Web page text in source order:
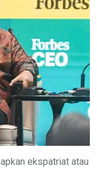
ekspatriat atau